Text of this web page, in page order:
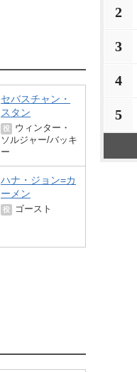
セバスチャン・
スタン
役
ウィンター・
ソルジャー/バッキ
ー
ハナ・ジョン=カ
ーメン
役 ゴースト
2
3
4
5